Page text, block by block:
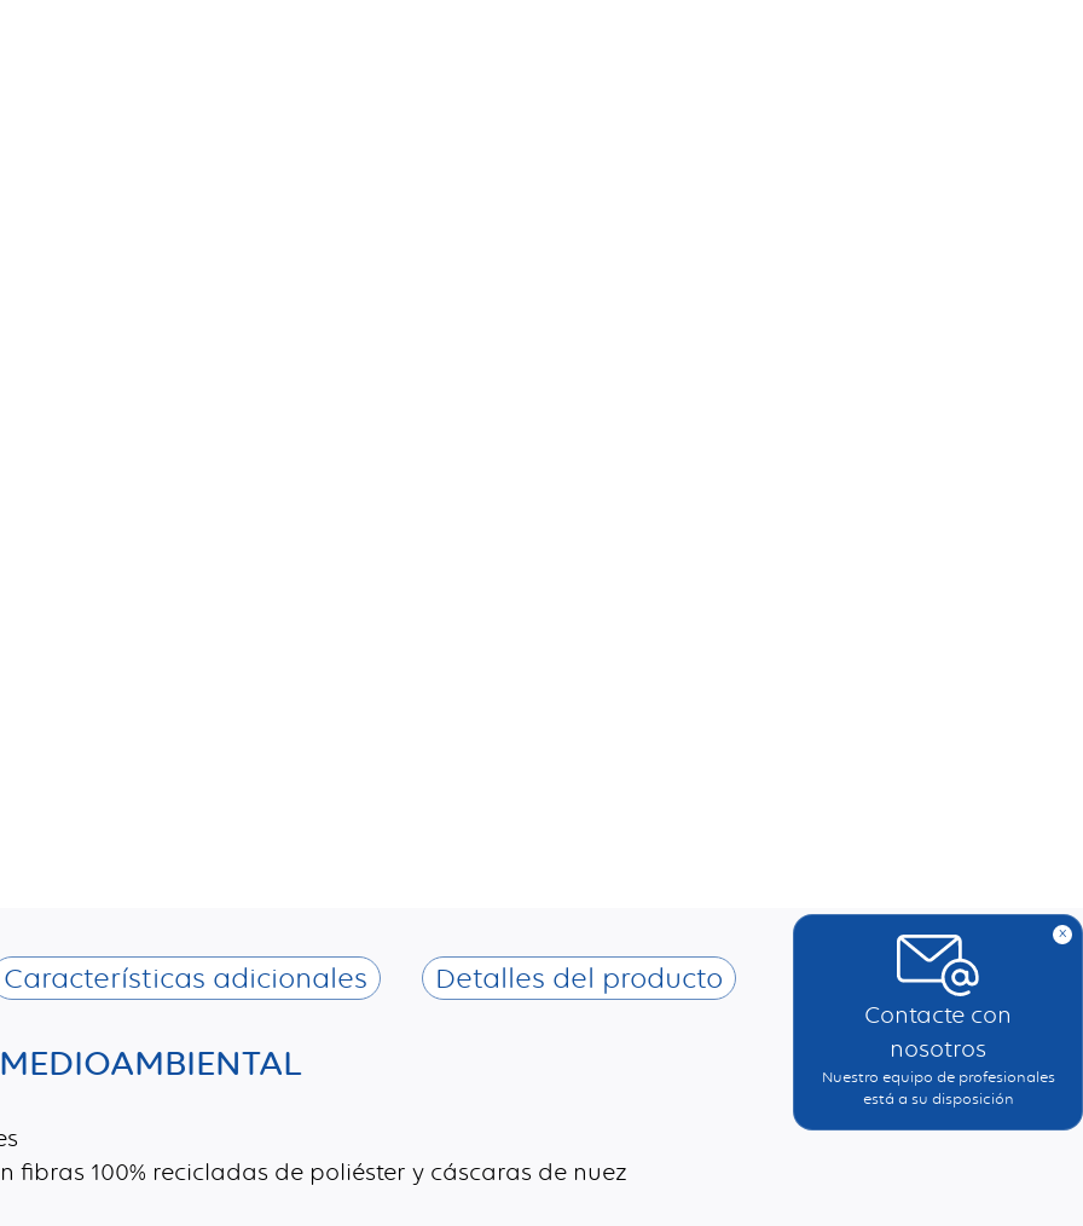
Características adicionales Detalles del producto
fibras 100% recicladas de poliéster y cáscaras de nuez
x
Contacte con
nosotros
Nuestro equipo de profesionales
está a su disposición